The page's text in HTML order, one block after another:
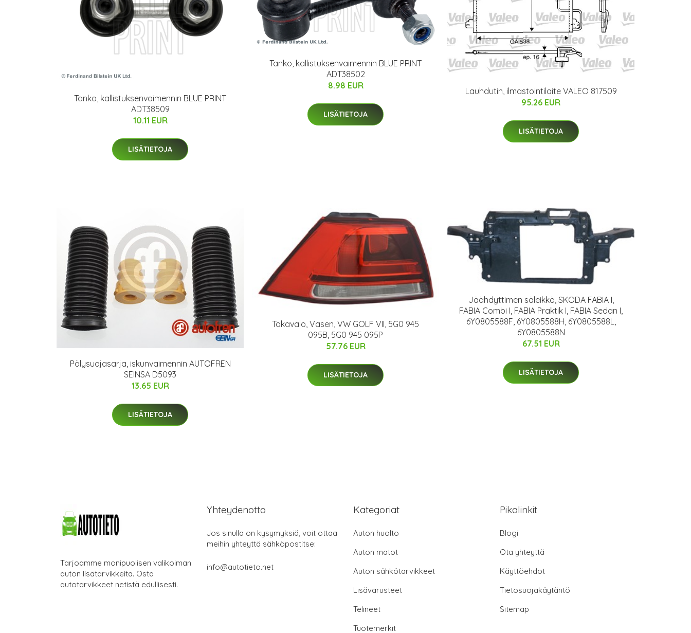
Tanko, kallistuksenvaimennin BLUE PRINT
ADT38509
10.11 EUR
LISÄTIETOJA
Tanko, kallistuksenvaimennin BLUE PRINT
ADT38502
8.98 EUR
LISÄTIETOJA
Lauhdutin, ilmastointilaite VALEO 817509
95.26 EUR
LISÄTIETOJA
Pölysuojasarja, iskunvaimennin AUTOFREN
SEINSA D5093
13.65 EUR
LISÄTIETOJA
Takavalo, Vasen, VW GOLF VII, 5G0 945
095B, 5G0 945 095P
57.76 EUR
LISÄTIETOJA
Jäähdyttimen säleikkö, SKODA FABIA I,
FABIA Combi I, FABIA Praktik I, FABIA Sedan I,
6Y0805588F, 6Y0805588H, 6Y0805588L,
6Y0805588N
67.51 EUR
LISÄTIETOJA
Tarjoamme monipuolisen valikoiman
auton lisätarvikkeita. Osta
autotarvikkeet netistä edullisesti.
Yhteydenotto
Jos sinulla on kysymyksiä, voit ottaa
meihin yhteyttä sähköpostitse:
info@autotieto.net
Kategoriat
Auton huolto
Auton matot
Auton sähkötarvikkeet
Lisävarusteet
Telineet
Tuotemerkit
Pikalinkit
Blogi
Ota yhteyttä
Käyttöehdot
Tietosuojakäytäntö
Sitemap